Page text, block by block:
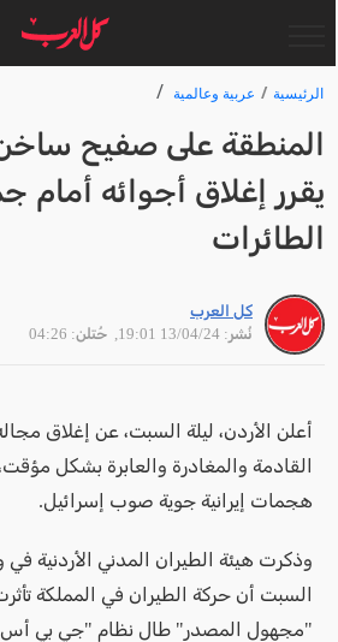
الرئيسية عربية وعالمية
المنطقة على صفيح
يقرر إغلاق أجوائه أمام
الطائرات
كل العرب
نُشر: 13/04/24 19:01
, حُتلن: 04:26
أعلن الأردن، ليلة السبت، عن إغلاق
القادمة والمغادرة والعابرة بشكل
هجمات إيرانية جوية صوب إسرائيل.
وذكرت هيئة الطيران المدني الأردنية
السبت أن حركة الطيران في المملكة
"مجهول المصدر" طال نظام "جي بي